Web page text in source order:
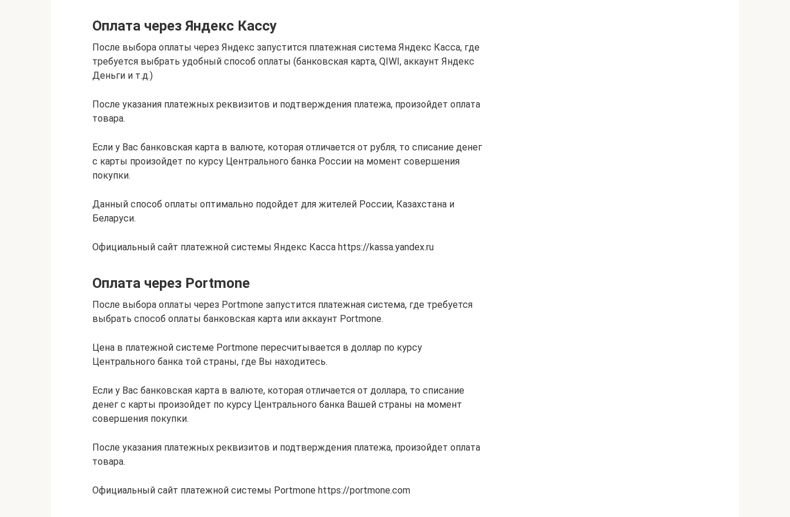
Оплата через Яндекс Кассу
После выбора оплаты через Яндекс запустится платежная система Яндекс Касса, где
требуется выбрать удобный способ оплаты (банковская карта, QIWI, аккаунт Яндекс
Деньги и т.д.)
После указания платежных реквизитов и подтверждения платежа, произойдет оплата
товара.
Если у Вас банковская карта в валюте, которая отличается от рубля, то списание денег
с карты произойдет по курсу Центрального банка России на момент совершения
покупки.
Данный способ оплаты оптимально подойдет для жителей России, Казахстана и
Беларуси.
Официальный сайт платежной системы Яндекс Касса https://kassa.yandex.ru
Оплата через Portmone
После выбора оплаты через Portmone запустится платежная система, где требуется
выбрать способ оплаты банковская карта или аккаунт Portmone.
Цена в платежной системе Portmone пересчитывается в доллар по курсу
Центрального банка той страны, где Вы находитесь.
Если у Вас банковская карта в валюте, которая отличается от доллара, то списание
денег с карты произойдет по курсу Центрального банка Вашей страны на момент
совершения покупки.
После указания платежных реквизитов и подтверждения платежа, произойдет оплата
товара.
Официальный сайт платежной системы Portmone https://portmone.com